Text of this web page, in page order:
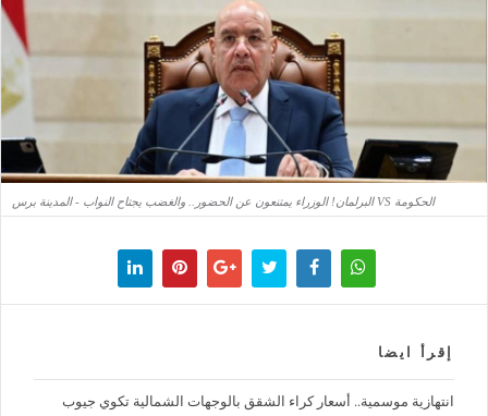
الحكومة VS البرلمان! الوزراء يمتنعون عن الحضور.. والغضب يجتاح النواب - المدينة برس
إقرأ ايضا
‪انتهازية موسمية.. أسعار كراء الشقق بالوجهات الشمالية تكوي جيوب